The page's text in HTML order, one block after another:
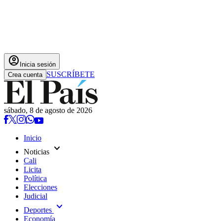
account_circle Inicia sesión
Crea cuenta SUSCRÍBETE
sábado, 8 de agosto de 2026
Inicio
Noticias expand_more
Cali
Licita
Política
Elecciones
Judicial
Deportes expand_more
Economía